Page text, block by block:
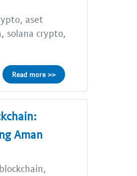
aset
solana crypto,
Read more >>
Aman